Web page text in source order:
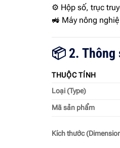
⚙ Hộp số, trục
🚜 Máy nông
📦 2. Thông
THUỘC TÍNH
Loại (Type)
Mã sản phẩm
Kích thước